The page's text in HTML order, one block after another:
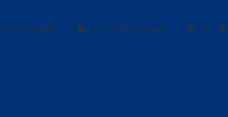
0120-139-664 買いたい 0120-424-544 貸し たい 借